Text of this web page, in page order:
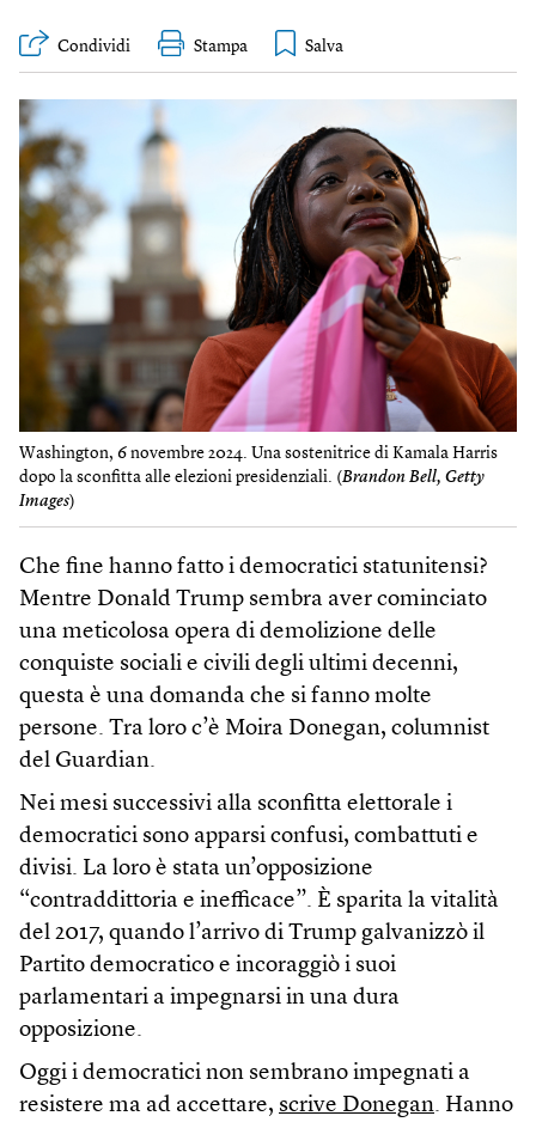
Condividi Stampa
Washington, 6 novembre 2024. Una sostenitrice di Kamala Harris
dopo la sconfitta alle elezioni presidenziali. (Brandon Bell, Getty
Images)
Che fine hanno fatto i democratici statunitensi?
Mentre Donald Trump sembra aver cominciato
una meticolosa opera di demolizione delle
conquiste sociali e civili degli ultimi decenni,
questa è una domanda che si fanno molte
persone. Tra loro c’è Moira Donegan, columnist
del Guardian.
Nei mesi successivi alla sconfitta elettorale i
democratici sono apparsi confusi, combattuti e
divisi. La loro è stata un’opposizione
“contraddittoria e inefficace”. È sparita la vitalità
del 2017, quando l’arrivo di Trump galvanizzò il
Partito democratico e incoraggiò i suoi
parlamentari a impegnarsi in una dura
opposizione.
Oggi i democratici non sembrano impegnati a
resistere ma ad accettare, scrive Donegan. Hanno